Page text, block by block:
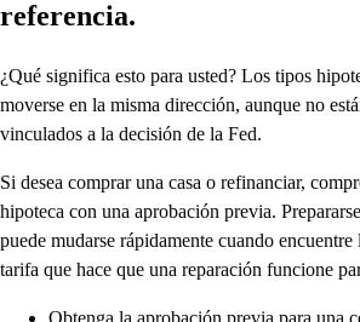
referencia.
¿Qué significa esto para usted? Los tipos
moverse en la misma dirección, aunque no
vinculados a la decisión de la Fed.
Si desea comprar una casa o refinanciar,
hipoteca con una aprobación previa.
puede mudarse rápidamente cuando encuentre
tarifa que hace que una reparación funcione
Obtenga la aprobación previa para una